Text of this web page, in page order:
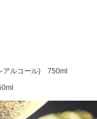
アルコール) 750ml